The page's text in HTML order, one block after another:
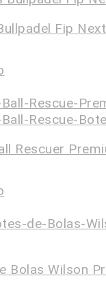
Fip
Rescuer
Bolas Wilson